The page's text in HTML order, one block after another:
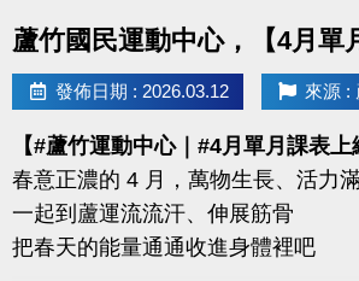
連絡資訊
-洽詢專線：03-2639066 #115、116
https://www.lzsports.com.tw/
-FB : 桃園市蘆竹國民運動中心
-IG : @luzhusports
蘆竹國民運動中心，【4月單
發佈日期 : 2026.03.12 來源 :
【#蘆竹運動中心｜#4月單月課表上
春意正濃的 4 月，萬物生長、活力滿
一起到蘆運流流汗、伸展筋骨
把春天的能量通通收進身體裡吧